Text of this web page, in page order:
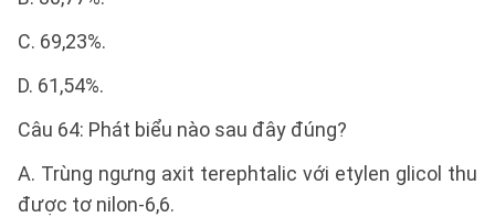
C. 69,23%.
D. 61,54%.
Câu 64: Phát biểu nào sau đây đúng?
A. Trùng ngưng axit terephtalic với etylen glicol thu
được tơ nilon-6,6.